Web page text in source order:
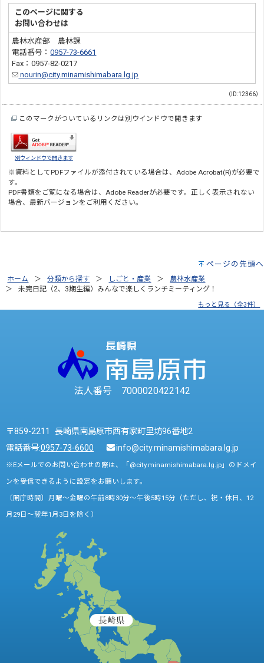
このページに関する
お問い合わせは
農林水産部 農林課
電話番号：0957-73-6661
Fax：0957-82-0217
nourin@city.minamishimabara.lg.jp
（ID:12366）
このマークがついているリンクは別ウインドウで開きます
別ウィンドウで開きます
※資料としてPDFファイルが添付されている場合は、Adobe Acrobat(R)が必要で
す。
PDF書類をご覧になる場合は、Adobe Readerが必要です。正しく表示されない
場合、最新バージョンをご利用ください。
ページの先頭へ
ホーム 分類から探す しごと・産業
農林水産業
未完日記（2、3期生編）みんなで楽しくランチミーティング！
もっと見る（全3件）
法人番号 7000020422142
〒859-2211 長崎県南島原市西有家町里坊96番地2
電話番号:0957-73-6600 info@city.minamishimabara.lg.jp
※Eメールでのお問い合わせの際は、「@city.minamishimabara.lg.jp」のドメイ
ンを受信できるように設定をお願いします。
〔開庁時間〕月曜～金曜の午前8時30分～午後5時15分（ただし、祝・休日、12
月29日～翌年1月3日を除く）